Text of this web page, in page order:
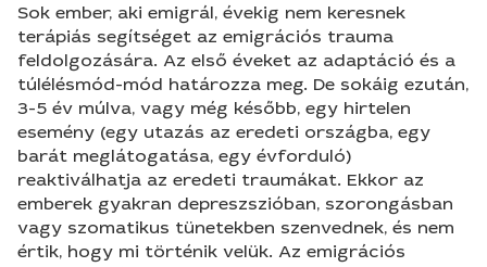
Sok ember, aki emigrál, évekig nem keresnek
terápiás segítséget az emigrációs trauma
feldolgozására. Az első éveket az adaptáció és a
túlélésmód-mód határozza meg. De sokáig ezután,
3-5 év múlva, vagy még később, egy hirtelen
esemény (egy utazás az eredeti országba, egy
barát meglátogatása, egy évforduló)
reaktiválhatja az eredeti traumákat. Ekkor az
emberek gyakran depreszszióban, szorongásban
vagy szomatikus tünetekben szenvednek, és nem
értik, hogy mi történik velük. Az emigrációs